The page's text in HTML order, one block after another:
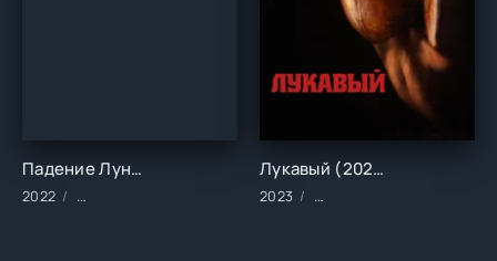
Падение Луны (2022)
2022 Фильмы/2022 год/Зарубежные/Боевик/Фантастика
Лукавый (2023)
2023 Фильмы/2023 год/